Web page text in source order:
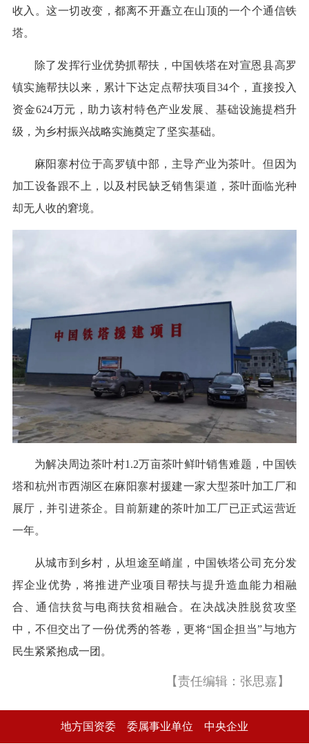
收入。这一切改变，都离不开矗立在山顶的一个个通信铁
塔。
除了发挥行业优势抓帮扶，中国铁塔在对宣恩县高罗
镇实施帮扶以来，累计下达定点帮扶项目34个，直接投入
资金624万元，助力该村特色产业发展、基础设施提档升
级，为乡村振兴战略实施奠定了坚实基础。
麻阳寨村位于高罗镇中部，主导产业为茶叶。但因为
加工设备跟不上，以及村民缺乏销售渠道，茶叶面临光种
却无人收的窘境。
为解决周边茶叶村1.2万亩茶叶鲜叶销售难题，中国铁
塔和杭州市西湖区在麻阳寨村援建一家大型茶叶加工厂和
展厅，并引进茶企。目前新建的茶叶加工厂已正式运营近
一年。
从城市到乡村，从坦途至峭崖，中国铁塔公司充分发
挥企业优势，将推进产业项目帮扶与提升造血能力相融
合、通信扶贫与电商扶贫相融合。在决战决胜脱贫攻坚
中，不但交出了一份优秀的答卷，更将“国企担当”与地方
民生紧紧抱成一团。
【责任编辑：张思嘉】
地方国资委 委属事业单位 中央企业